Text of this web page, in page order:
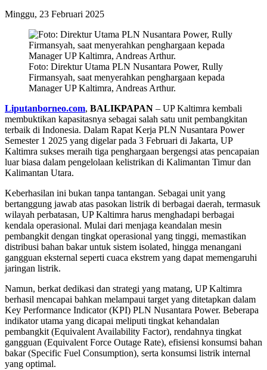
Minggu, 23 Februari 2025
Foto: Direktur Utama PLN Nusantara Power, Rully
Firmansyah, saat menyerahkan penghargaan kepada
Manager UP Kaltimra, Andreas Arthur.
Liputanborneo.com, BALIKPAPAN – UP Kaltimra kembali
membuktikan kapasitasnya sebagai salah satu unit pembangkitan
terbaik di Indonesia. Dalam Rapat Kerja PLN Nusantara Power
Semester 1 2025 yang digelar pada 3 Februari di Jakarta, UP
Kaltimra sukses meraih tiga penghargaan bergengsi atas pencapaian
luar biasa dalam pengelolaan kelistrikan di Kalimantan Timur dan
Kalimantan Utara.
Keberhasilan ini bukan tanpa tantangan. Sebagai unit yang
bertanggung jawab atas pasokan listrik di berbagai daerah, termasuk
wilayah perbatasan, UP Kaltimra harus menghadapi berbagai
kendala operasional. Mulai dari menjaga keandalan mesin
pembangkit dengan tingkat operasional yang tinggi, memastikan
distribusi bahan bakar untuk sistem isolated, hingga menangani
gangguan eksternal seperti cuaca ekstrem yang dapat memengaruhi
jaringan listrik.
Namun, berkat dedikasi dan strategi yang matang, UP Kaltimra
berhasil mencapai bahkan melampaui target yang ditetapkan dalam
Key Performance Indicator (KPI) PLN Nusantara Power. Beberapa
indikator utama yang dicapai meliputi tingkat kehandalan
pembangkit (Equivalent Availability Factor), rendahnya tingkat
gangguan (Equivalent Force Outage Rate), efisiensi konsumsi bahan
bakar (Specific Fuel Consumption), serta konsumsi listrik internal
yang optimal.